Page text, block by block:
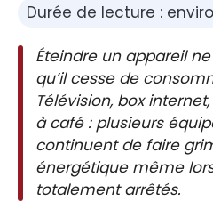
Durée de lecture :
Éteindre un appareil
qu’il cesse de
Télévision, box
à café : plusieurs
continuent de faire
énergétique même
totalement arrêtés.